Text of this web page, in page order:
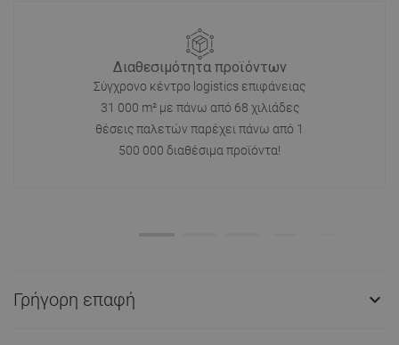
Διαθεσιμότητα προϊόντων
Σύγχρονο κέντρο logistics επιφάνειας
31 000 m² με πάνω από 68 χιλιάδες
θέσεις παλετών παρέχει πάνω από 1
500 000 διαθέσιμα προϊόντα!
Γρήγορη επαφή 